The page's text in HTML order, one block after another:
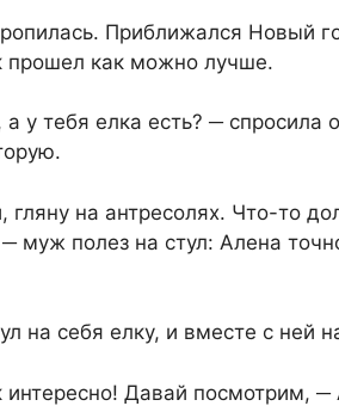
Приближался Новый
прошел как можно лучше.​
у тебя елка есть? ─ спросила
гляну на антресолях. Что-то
─ муж полез на стул: Алена
на себя елку, и вместе с ней
интересно! Давай посмотрим,